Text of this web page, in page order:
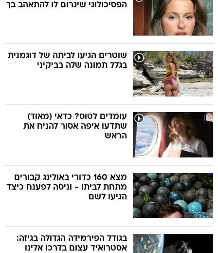
הפסיכולוגי שיגרום לו להתאהב בך
שוטרים הגיעו לביתה של דוגמנית
בגלל תמונה שלה בביקיני
עומדים לטוס? כדאי (מאוד)
שתדעו איפה אסור להניח את
הראש
מצא 160 כדורי באולינג קבורים
מתחת לביתו - וניסה לפענח כיצד
הגיעו לשם
בגודל הפירמידה הגדולה בגיזה:
אסטרואיד עצום בדרכו אלינו